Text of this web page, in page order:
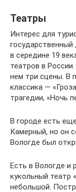
Театры
Интерес для
в середине 19
театров в
нем три сцены. В
классика —
трагедии, «Ночь
В городе есть
Камерный, но он
Вологде был
Есть в Вологде и
кукольный театр
небольшой.